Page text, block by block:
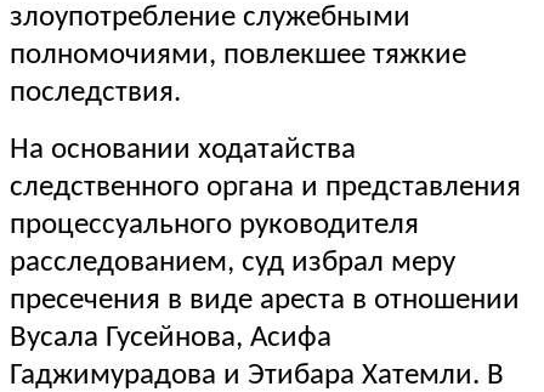
злоупотребление служебными
полномочиями, повлекшее тяжкие
последствия.
На основании ходатайства
следственного органа и представления
процессуального руководителя
расследованием, суд избрал меру
пресечения в виде ареста в отношении
Вусала Гусейнова, Асифа
Гаджимурадова и Этибара Хатемли. В